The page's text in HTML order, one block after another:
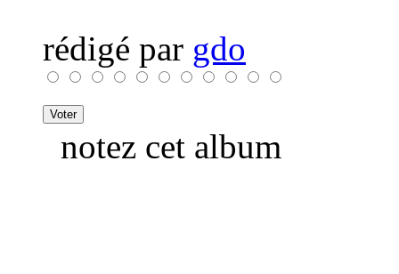
rédigé par gdo
notez cet album